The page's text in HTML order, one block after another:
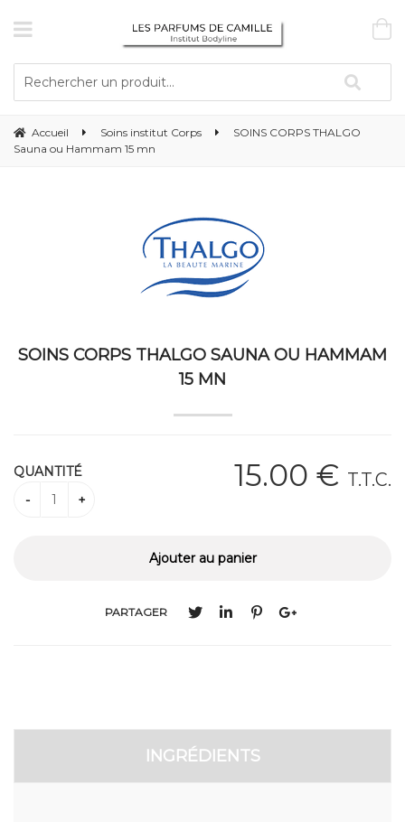
Accueil Soins institut Corps
SOINS CORPS THALGO
Sauna ou Hammam 15 mn
SOINS CORPS THALGO SAUNA OU HAMMAM
15 MN
15.00 € T.T.C.
QUANTITÉ
PARTAGER
INGRÉDIENTS